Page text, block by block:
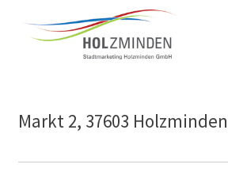
Markt 2, 37603 Holzminden